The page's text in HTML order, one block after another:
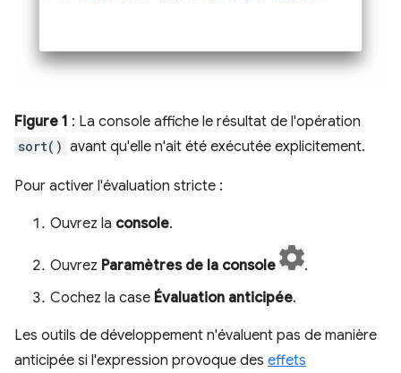
Figure 1 : La console affiche le résultat de l'opération
sort() avant qu'elle n'ait été exécutée explicitement.
Pour activer l'évaluation stricte :
Ouvrez la console.
Ouvrez Paramètres de la console
.
Cochez la case Évaluation anticipée.
Les outils de développement n'évaluent pas de manière
anticipée si l'expression provoque des effets